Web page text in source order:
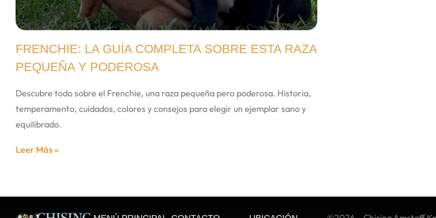
FRENCHIE: LA GUÍA COMPLETA SOBRE ESTA RAZA
PEQUEÑA Y PODEROSA
Descubre todo sobre el Frenchie, una raza pequeña pero poderosa. Historia,
temperamento, cuidados, colores y consejos para elegir un ejemplar sano y
equilibrado.
Leer Más »